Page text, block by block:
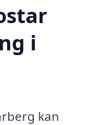
i
kan